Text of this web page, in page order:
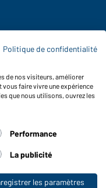
protection act
Politique de confidentialité
de nos visiteurs, améliorer
faire vivre une expérience
que nous utilisons, ouvrez les
Performance
La publicité
les paramètres